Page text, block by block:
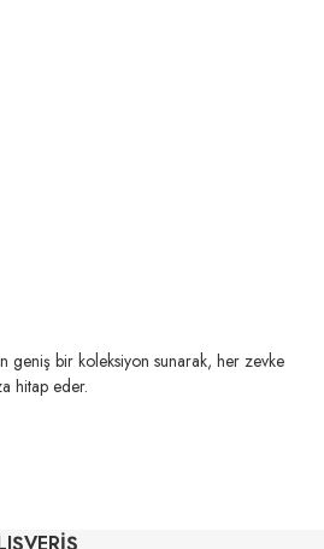
geniş bir koleksiyon sunarak, her zevke
hitap eder.